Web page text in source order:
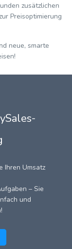
zusätzlichen
Preisoptimierung
neue, smarte
Ihren Umsatz
– Sie
und